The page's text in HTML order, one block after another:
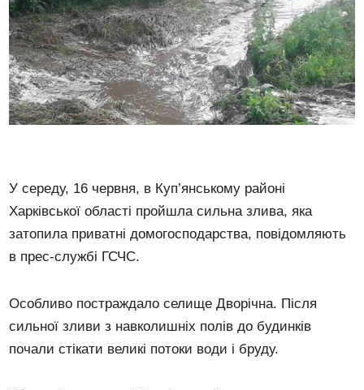
У середу, 16 червня, в Куп’янському районі
Харківської області пройшла сильна злива, яка
затопила приватні домогосподарства, повідомляють
в прес-службі ГСЧС.
Особливо постраждало селище Дворічна. Після
сильної зливи з навколишніх полів до будинків
почали стікати великі потоки води і бруду.